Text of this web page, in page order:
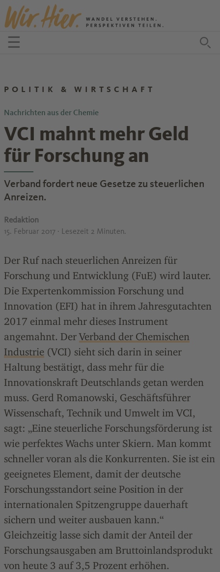
Zum Inhalt springen
☰Menü öffnen
POLITIK & WIRTSCHAFT
Nachrichten aus der Chemie
VCI mahnt mehr Geld
für Forschung an
Verband fordert neue Gesetze zu steuerlichen
Anreizen.
Redaktion
15. Februar 2017 · Lesezeit 2 Minuten.
Der Ruf nach steuerlichen Anreizen für
Forschung und Entwicklung (FuE) wird lauter.
Die Expertenkommission Forschung und
Innovation (EFI) hat in ihrem Jahresgutachten
2017 einmal mehr dieses Instrument
angemahnt. DerVerband der Chemischen
Industrie (VCI) sieht sich darin in seiner
Haltung bestätigt, dass mehr für die
Innovationskraft Deutschlands getan werden
muss. Gerd Romanowski, Geschäftsführer
Wissenschaft, Technik und Umwelt im VCI,
sagt: „Eine steuerliche Forschungsförderung ist
wie perfektes Wachs unter Skiern. Man kommt
schneller voran als die Konkurrenten. Sie ist ein
geeignetes Element, damit der deutsche
Forschungsstandort seine Position in der
internationalen Spitzengruppe dauerhaft
sichern und weiter ausbauen kann.“
Gleichzeitig lasse sich damit der Anteil der
Forschungsausgaben am Bruttoinlandsprodukt
von heute 3 auf 3,5 Prozent erhöhen.